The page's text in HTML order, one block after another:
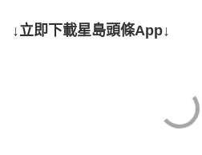
↓立即下載星島頭條App↓